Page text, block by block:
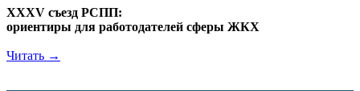
XXXV съезд РСПП:
ориентиры для работодателей сферы ЖКХ
Читать →